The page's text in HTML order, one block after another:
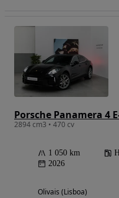
Porsche Panamera 4
2894 cm3 • 470 cv
1 050 km
2026
Olivais (Lisboa)